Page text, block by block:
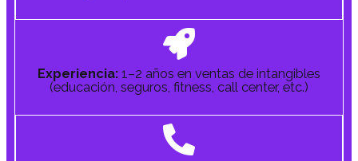
Experiencia: 1–2 años en ventas de intangibles
(educación, seguros, fitness, call center, etc.)